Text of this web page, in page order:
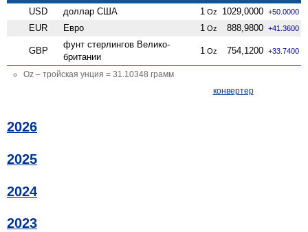
USD доллар США 1 Oz 1029,0000 +50.0000
EUR Евро 1 Oz 888,9800 +41.3600
GBP
фунт стерлингов Велико­
британии
1 Oz 754,1200 +33.7400
Oz – тройская унция = 31.10348 грамм
конвертер
2026
2025
2024
2023